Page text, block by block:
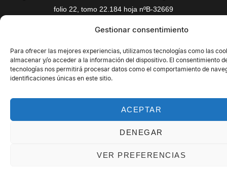
Gestionar consentimiento
Para ofrecer las mejores experiencias, utilizamos tecnologías como las
almacenar y/o acceder a la información del dispositivo. El consentimiento
tecnologías nos permitirá procesar datos como el comportamiento de
identificaciones únicas en este sitio.
ACEPTAR
DENEGAR
VER PREFERENCIAS
folio 22, tomo 22.184 hoja nºB-32669